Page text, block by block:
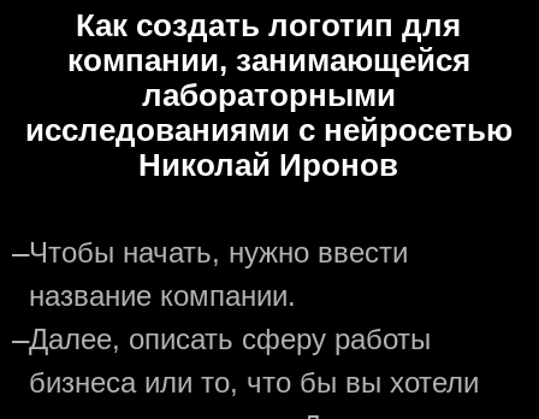
Как создать логотип для
компании, занимающейся
лабораторными
исследованиями с нейросетью
Николай Иронов
—Чтобы начать, нужно ввести
название компании.
—Далее, описать сферу работы
бизнеса или то, что бы вы хотели